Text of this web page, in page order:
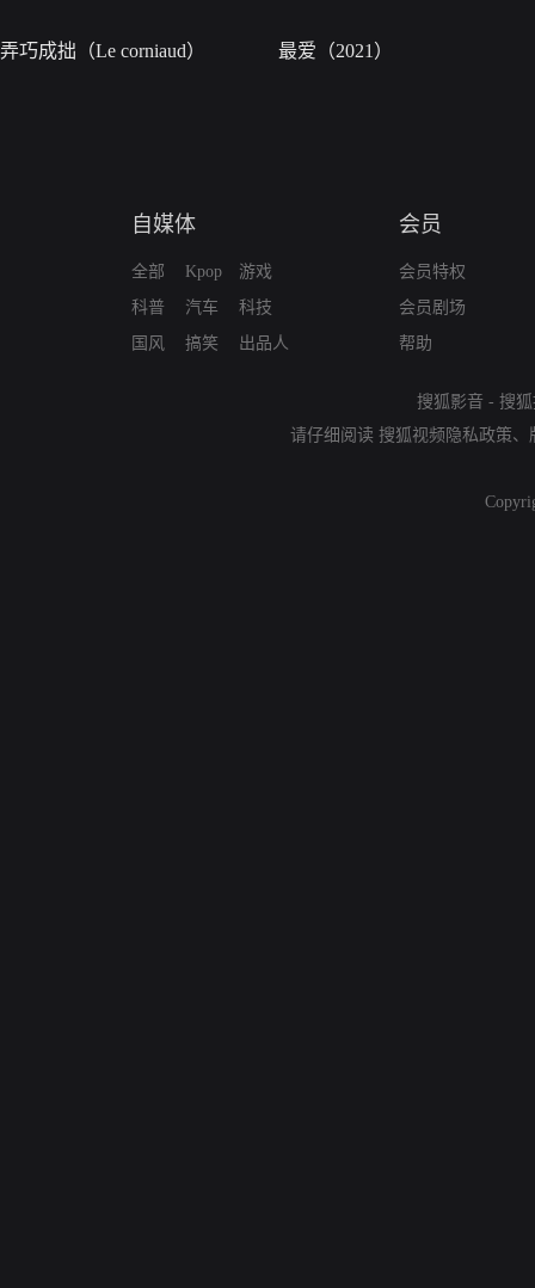
弄巧成拙（Le corniaud） 最爱（2021）
自媒体
全部
科普
国风
Kpop
汽车
搞笑
游戏
科技
出品人
会员
会员特权
会员剧场
帮助
搜狐影音 - 搜
请仔细阅读 搜狐视频隐私政策、